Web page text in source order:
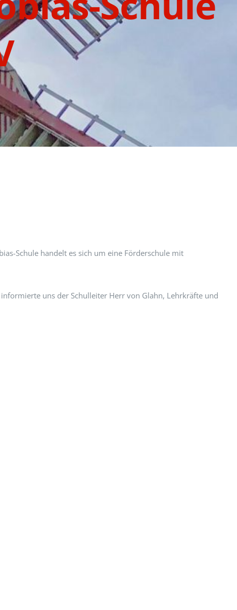
Schule handelt es sich um eine Förderschule mit
uns der Schulleiter Herr von Glahn, Lehrkräfte und